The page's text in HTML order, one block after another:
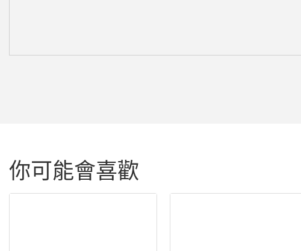
你可能會喜歡